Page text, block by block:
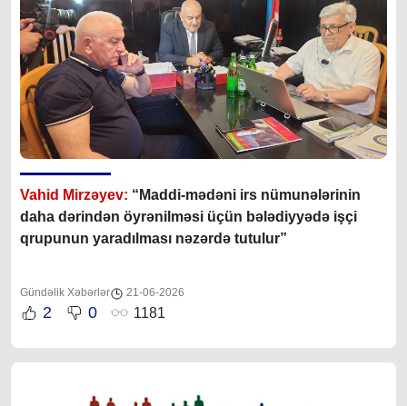
Vahid Mirzəyev: “Maddi-mədəni irs nümunələrinin
daha dərindən öyrənilməsi üçün bələdiyyədə işçi
qrupunun yaradılması nəzərdə tutulur”
Gündəlik Xəbərlər 21-06-2026
2 0 1181